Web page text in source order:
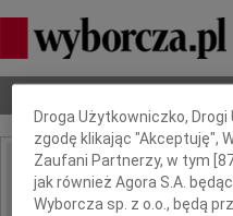
IMIĘ I NAZWISKO:
Dbamy o Twoją prywatność
Droga Użytkowniczko,
zgodę klikając "Akceptuję",
Zaufani Partnerzy, w tym [
jak również Agora S.A.
Wyborcza sp. z o.o., będą